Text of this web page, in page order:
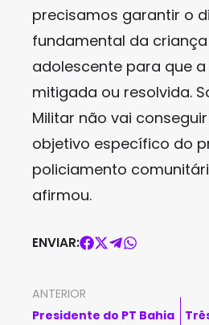
precisamos garantir o
fundamental da
adolescente para que
mitigada ou resolvida.
Militar não vai
objetivo específico do
policiamento
afirmou.
ENVIAR:
ANTERIOR
Presidente do PT Bahia